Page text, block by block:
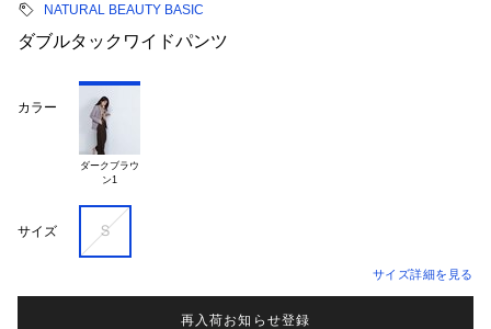
NATURAL BEAUTY BASIC
ダブルタックワイドパンツ
カラー
ダークブラウ
サイズ Ｓ
サイズ詳細を見る
再入荷お知らせ登録